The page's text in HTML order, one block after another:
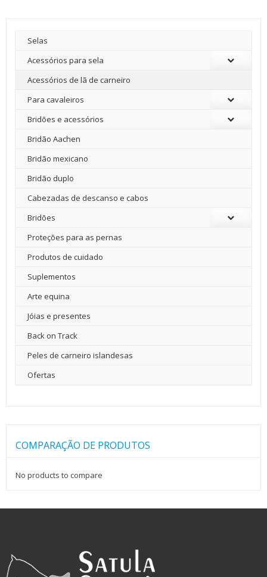
Selas
Acessórios para sela
Acessórios de lã de carneiro
Para cavaleiros
Bridões e acessórios
Bridão Aachen
Bridão mexicano
Bridão duplo
Cabezadas de descanso e cabos
Bridões
Proteções para as pernas
Produtos de cuidado
Suplementos
Arte equina
Jóias e presentes
Back on Track
Peles de carneiro islandesas
Ofertas
COMPARAÇÃO DE PRODUTOS
No products to compare